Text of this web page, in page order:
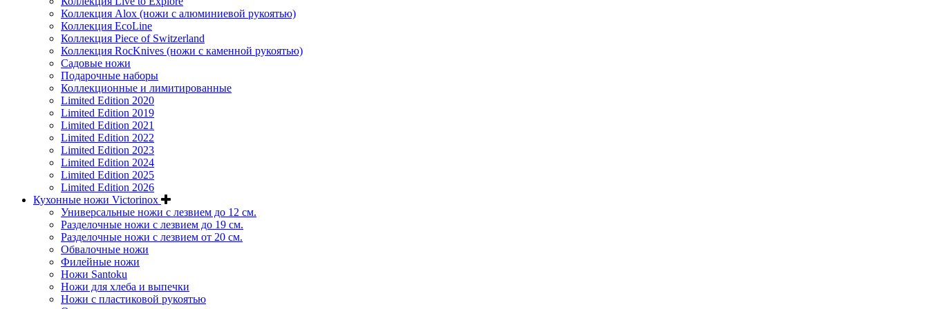
Коллекция Alox (ножи с алюминиевой рукоятью)
Коллекция EcoLine
Коллекция Piece of Switzerland
Коллекция RocKnives (ножи с каменной рукоятью)
Садовые ножи
Подарочные наборы
Коллекционные и лимитированные
Limited Edition 2020
Limited Edition 2019
Limited Edition 2021
Limited Edition 2022
Limited Edition 2023
Limited Edition 2024
Limited Edition 2025
Limited Edition 2026
Кухонные ножи Victorinox
Универсальные ножи с лезвием до 12 см.
Разделочные ножи с лезвием до 19 см.
Разделочные ножи с лезвием от 20 см.
Обвалочные ножи
Филейные ножи
Ножи Santoku
Ножи для хлеба и выпечки
Ножи с пластиковой рукоятью